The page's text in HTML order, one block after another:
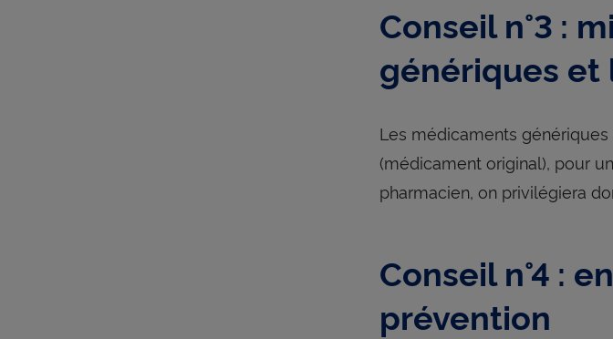
Conseil n°3 :
génériques et
Les médicaments génériques
(médicament original), pour
pharmacien, on privilégiera
Conseil n°4 :
prévention